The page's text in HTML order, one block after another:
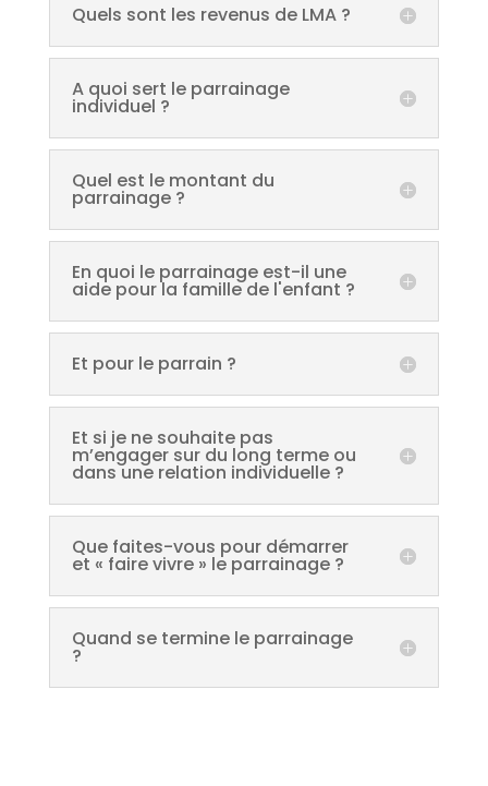
Quels sont les revenus de LMA ?
A quoi sert le parrainage
individuel ?
Quel est le montant du
parrainage ?
En quoi le parrainage est-il une
aide pour la famille de l'enfant ?
Et pour le parrain ?
Et si je ne souhaite pas
m’engager sur du long terme ou
dans une relation individuelle ?
Que faites-vous pour démarrer
et « faire vivre » le parrainage ?
Quand se termine le parrainage
?